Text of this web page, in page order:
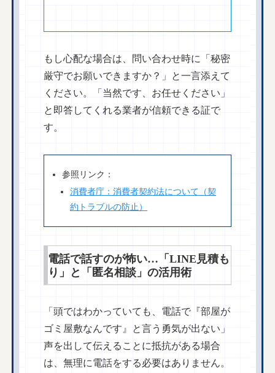
もし心配な場合は、問い合わせ時に「秘密
厳守でお願いできますか？」と一言添えて
ください。「当然です、お任せください」
と即答してくれる業者が信頼できる証で
す。
参照リンク：
消費者庁：消費者契約法について（契
約トラブルの防止）
電話で話すのが怖い…「LINE見積も
り」と「匿名相談」の活用術
「頭ではわかっていても、電話で『部屋が
ゴミ屋敷なんです』と言う勇気が出ない」
声を出して伝えることに抵抗がある場合
は、無理に電話をする必要はありません。